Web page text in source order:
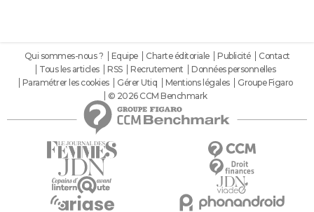
Qui sommes-nous ? Equipe Charte éditoriale Publicité
Contact
Tous les articles
RSS Recrutement
Données personnelles
Paramétrer les cookies
Gérer Utiq Mentions légales
Groupe Figaro
© 2026 CCM Benchmark